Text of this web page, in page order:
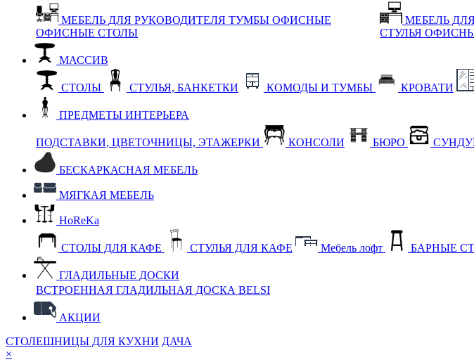
МЕБЕЛЬ ДЛЯ РУКОВОДИТЕЛЯ ТУМБЫ ОФИСНЫЕ
ОФИСНЫЕ СТОЛЫ
МЕБЕЛЬ
СТУЛЬЯ
МАССИВ
СТОЛЫ СТУЛЬЯ, БАНКЕТКИ КОМОДЫ И ТУМБЫ КРОВАТИ
ПРЕДМЕТЫ ИНТЕРЬЕРА
ПОДСТАВКИ, ЦВЕТОЧНИЦЫ, ЭТАЖЕРКИ КОНСОЛИ БЮРО
БЕСКАРКАСНАЯ МЕБЕЛЬ
МЯГКАЯ МЕБЕЛЬ
HoReKa
СТОЛЫ ДЛЯ КАФЕ СТУЛЬЯ ДЛЯ КАФЕ Мебель лофт БАРНЫЕ
ГЛАДИЛЬНЫЕ ДОСКИ
ВСТРОЕННАЯ ГЛАДИЛЬНАЯ ДОСКА BELSI
АКЦИИ
СТОЛЕШНИЦЫ ДЛЯ КУХНИ ДАЧА
×